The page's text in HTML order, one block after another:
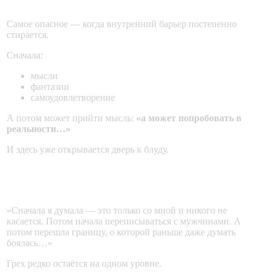
Самое опасное — когда внутренний барьер постепенно
стирается.
Сначала:
мысли
фантазии
самоудовлетворение
А потом может прийти мысль: «а может попробовать в
реальности…»
И здесь уже открывается дверь к блуду.
«Сначала я думала — это только со мной и никого не
касается. Потом начала переписываться с мужчинами. А
потом перешла границу, о которой раньше даже думать
боялась…»
Грех редко остаётся на одном уровне.